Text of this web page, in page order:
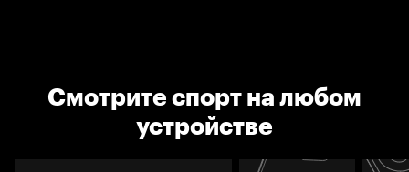
Смотрите спорт на любом
устройстве